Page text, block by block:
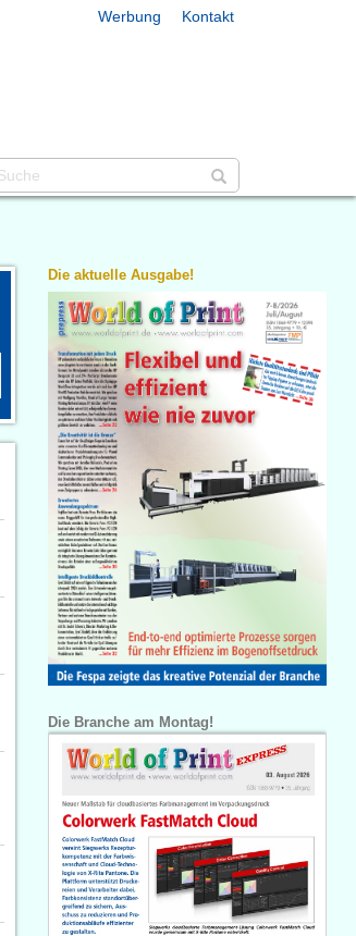
Werbung Kontakt
Die aktuelle Ausgabe!
Die Branche am Montag!